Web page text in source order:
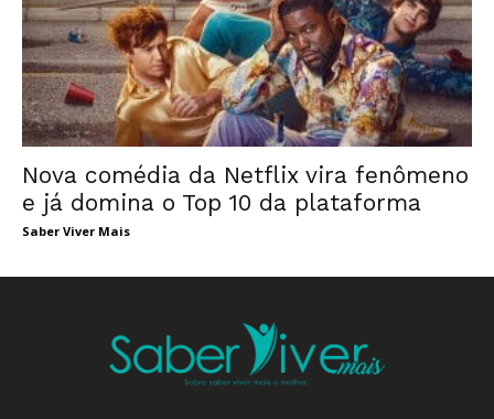
Nova comédia da Netflix vira fenômeno
e já domina o Top 10 da plataforma
Saber Viver Mais